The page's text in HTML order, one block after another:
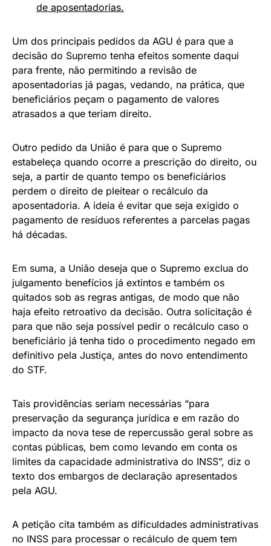
de aposentadorias.
Um dos principais pedidos da AGU é para que a
decisão do Supremo tenha efeitos somente daqui
para frente, não permitindo a revisão de
aposentadorias já pagas, vedando, na prática, que
beneficiários peçam o pagamento de valores
atrasados a que teriam direito.
Outro pedido da União é para que o Supremo
estabeleça quando ocorre a prescrição do direito, ou
seja, a partir de quanto tempo os beneficiários
perdem o direito de pleitear o recálculo da
aposentadoria. A ideia é evitar que seja exigido o
pagamento de resíduos referentes a parcelas pagas
há décadas.
Em suma, a União deseja que o Supremo exclua do
julgamento benefícios já extintos e também os
quitados sob as regras antigas, de modo que não
haja efeito retroativo da decisão. Outra solicitação é
para que não seja possível pedir o recálculo caso o
beneficiário já tenha tido o procedimento negado em
definitivo pela Justiça, antes do novo entendimento
do STF.
Tais providências seriam necessárias “para
preservação da segurança jurídica e em razão do
impacto da nova tese de repercussão geral sobre as
contas públicas, bem como levando em conta os
limites da capacidade administrativa do INSS”, diz o
texto dos embargos de declaração apresentados
pela AGU.
A petição cita também as dificuldades administrativas
no INSS para processar o recálculo de quem tem